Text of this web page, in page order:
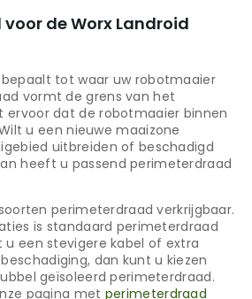
de Worx Landroid
tot waar uw robotmaaier
vormt de grens van het
ervoor dat de robotmaaier binnen
u een nieuwe maaizone
uitbreiden of beschadigd
heeft u passend perimeterdraad
perimeterdraad verkrijgbaar.
is standaard perimeterdraad
u een stevigere kabel of extra
dan kunt u kiezen
geïsoleerd perimeterdraad.
pagina met perimeterdraad